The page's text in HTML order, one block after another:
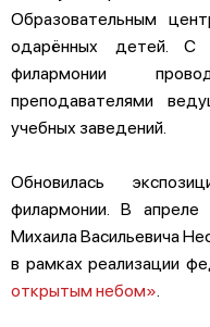
Образовательным
одарённых детей.
филармонии
преподавателями
учебных заведений.
Обновилась
филармонии. В апреле
Михаила Васильевича
в рамках реализации
открытым небом»